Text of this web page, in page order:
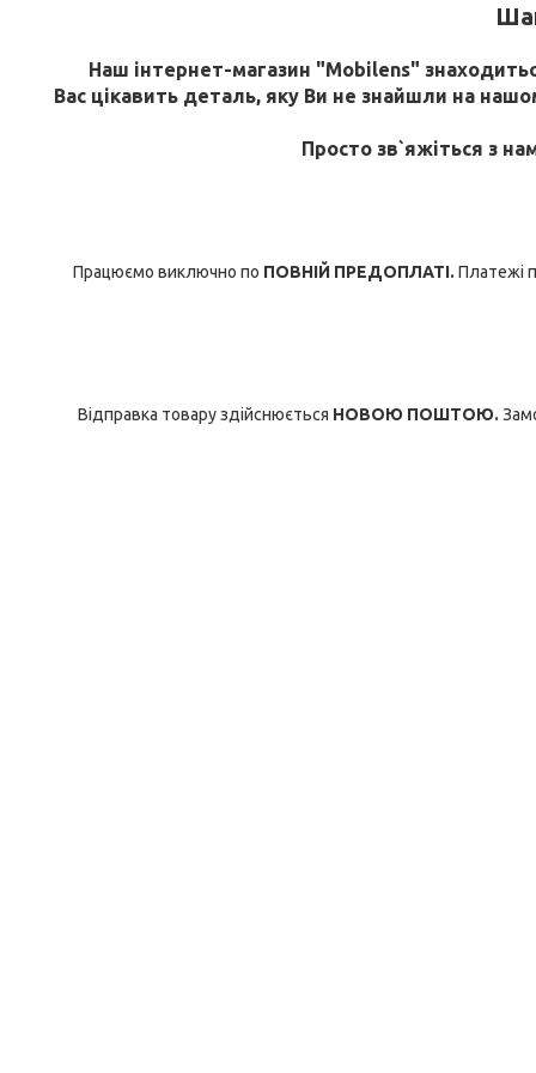
Наш інтернет-магазин "Mobilens"
Вас цікавить деталь, яку Ви не знайшли на
Просто зв`яжіться з
Працюємо виключно по ПОВНІЙ ПРЕДОПЛАТІ. Платежі
Відправка товару здійснюється НОВОЮ ПОШТОЮ.